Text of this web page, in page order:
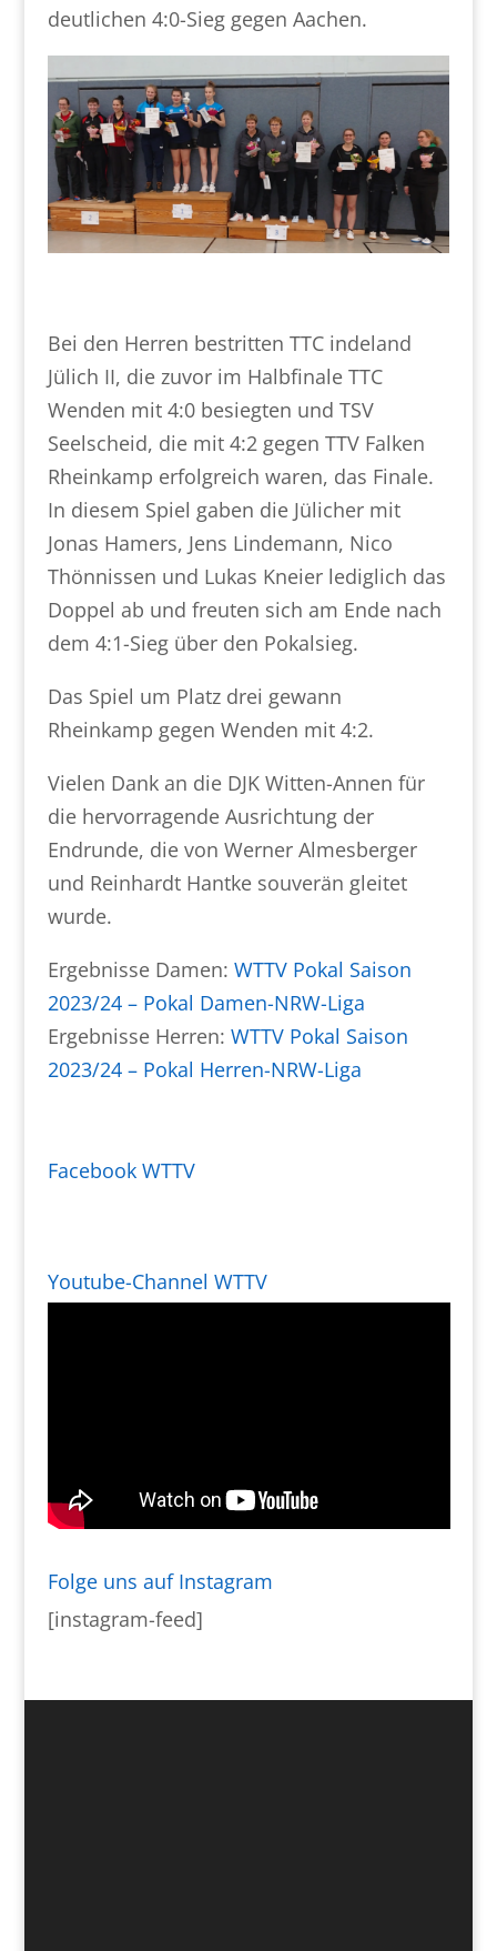
deutlichen 4:0-Sieg gegen Aachen.
Bei den Herren bestritten TTC indeland
Jülich II, die zuvor im Halbfinale TTC
Wenden mit 4:0 besiegten und TSV
Seelscheid, die mit 4:2 gegen TTV Falken
Rheinkamp erfolgreich waren, das Finale.
In diesem Spiel gaben die Jülicher mit
Jonas Hamers, Jens Lindemann, Nico
Thönnissen und Lukas Kneier lediglich das
Doppel ab und freuten sich am Ende nach
dem 4:1-Sieg über den Pokalsieg.
Das Spiel um Platz drei gewann
Rheinkamp gegen Wenden mit 4:2.
Vielen Dank an die DJK Witten-Annen für
die hervorragende Ausrichtung der
Endrunde, die von Werner Almesberger
und Reinhardt Hantke souverän gleitet
wurde.
Ergebnisse Damen: WTTV Pokal Saison
2023/24 – Pokal Damen-NRW-Liga
Ergebnisse Herren: WTTV Pokal Saison
2023/24 – Pokal Herren-NRW-Liga
Facebook WTTV
Youtube-Channel WTTV
Folge uns auf Instagram
[instagram-feed]